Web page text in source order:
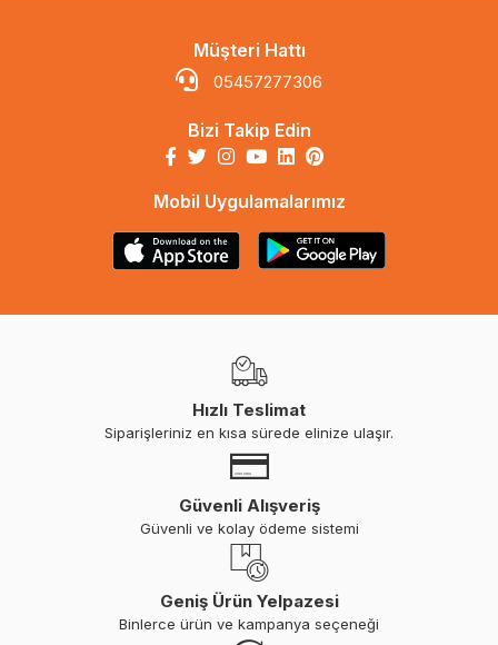
Müşteri Hattı
05457277306
Bizi Takip Edin
Mobil Uygulamalarımız
Hızlı Teslimat
Siparişleriniz en kısa sürede elinize ulaşır.
Güvenli Alışveriş
Güvenli ve kolay ödeme sistemi
Geniş Ürün Yelpazesi
Binlerce ürün ve kampanya seçeneği